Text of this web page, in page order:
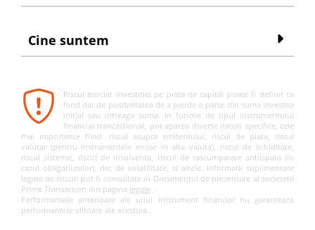
Cine suntem
Riscul asociat investitiei pe piata de capital poate fi definit ca
fiind dat de posibilitatea de a pierde o parte din suma investita
initial sau intreaga suma. In functie de tipul instrumentului
financiar tranzactionat, pot aparea diverse riscuri specifice, cele
mai importante fiind: riscul asupra emitentului, riscul de piata, riscul
valutar (pentru instrumentele emise in alta valuta), riscul de lichiditate,
riscul sistemic, riscul de insolventa, riscul de rascumparare anticipata (in
cazul obligatiunilor), risc de volatilitate, si altele. Informatii suplimentare
legate de riscuri pot fi consultate in Documentul de prezentare al societetii
Prime Transaction din pagina legale
.
Performantele anterioare ale unui instrument financiar nu garanteaza
performantele viitoare ale acestuia.